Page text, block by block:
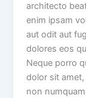
architecto
enim ipsam
aut odit aut
dolores eos
Neque porro
dolor sit
non